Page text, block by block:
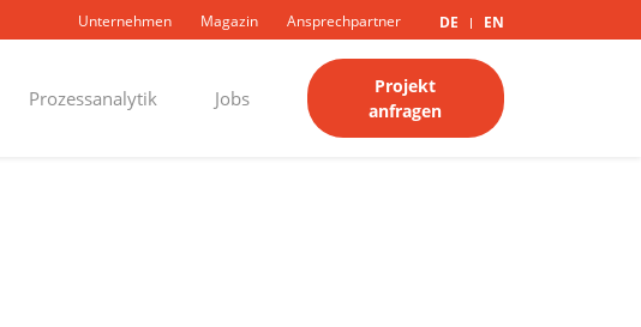
Unternehmen Magazin Ansprechpartner DE | EN
Prozessanalytik Jobs
Projekt
anfragen